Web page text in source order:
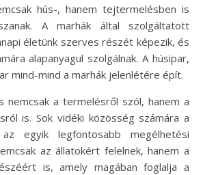
hús-, hanem tejtermelésben is
A marhák által szolgáltatott
életünk szerves részét képezik, és
alapanyagul szolgálnak. A húsipar,
mind-mind a marhák jelenlétére épít.
nemcsak a termelésről szól, hanem a
is. Sok vidéki közösség számára a
az egyik legfontosabb megélhetési
az állatokért felelnek, hanem a
is, amely magában foglalja a